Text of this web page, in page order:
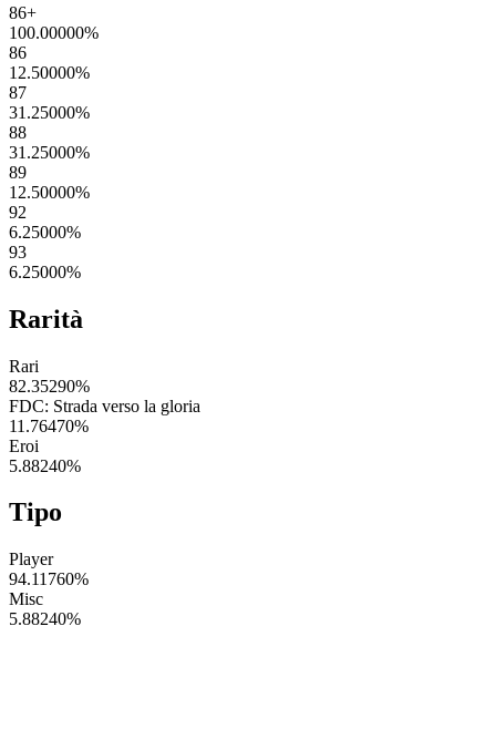
86+
100.00000%
86
12.50000%
87
31.25000%
88
31.25000%
89
12.50000%
92
6.25000%
93
6.25000%
Rarità
Rari
82.35290%
FDC: Strada verso la gloria
11.76470%
Eroi
5.88240%
Tipo
Player
94.11760%
Misc
5.88240%